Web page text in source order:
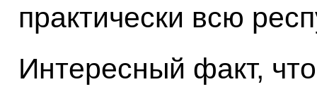
практически всю
Интересный факт,